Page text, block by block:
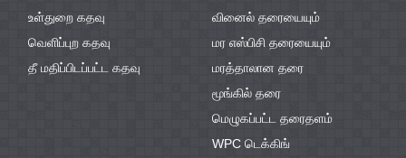
உள்துறை கதவு
வெளிப்புற கதவு
தீ மதிப்பிடப்பட்ட கதவு
வினைல் தரையையும்
மர எஸ்பிசி தரையையும்
மரத்தாலான தரை
மூங்கில் தரை
மெழுகப்பட்ட தரைதளம்
WPC டெக்கிங்